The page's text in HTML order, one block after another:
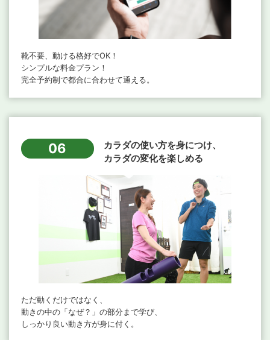
靴不要、動ける格好でOK！
シンプルな料金プラン！
完全予約制で都合に合わせて通える。
06
カラダの使い方を身につけ、
カラダの変化を楽しめる
ただ動くだけではなく、
動きの中の「なぜ？」の部分まで学び、
しっかり良い動き方が身に付く。